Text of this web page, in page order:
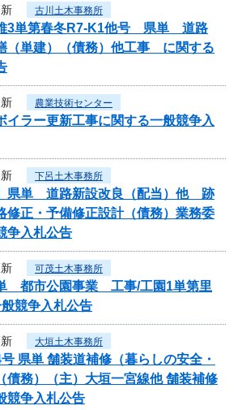
古川土木事務所
維3単第春冬R7-K1他号 県単 道路
（単建）（債務）他工事 に関する
農業技術センター
イラー更新工事に関する一般競争入
下呂土木事務所
】県単 道路新設改良（配当）他 跡
正・予備修正設計（債務）業務委
争入札公告
可茂土木事務所
単 都市公園事業 工事/工園1単第里
競争入札公告
大垣土木事務所
県単 舗装道補修（暮らしの安全・
債務）（主）大垣一宮線他 舗装補修
競争入札公告